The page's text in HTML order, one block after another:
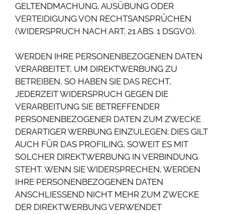
GELTENDMACHUNG, AUSÜBUNG ODER
VERTEIDIGUNG VON RECHTSANSPRÜCHEN
(WIDERSPRUCH NACH ART. 21 ABS. 1 DSGVO).
WERDEN IHRE PERSONENBEZOGENEN DATEN
VERARBEITET, UM DIREKTWERBUNG ZU
BETREIBEN, SO HABEN SIE DAS RECHT,
JEDERZEIT WIDERSPRUCH GEGEN DIE
VERARBEITUNG SIE BETREFFENDER
PERSONENBEZOGENER DATEN ZUM ZWECKE
DERARTIGER WERBUNG EINZULEGEN; DIES GILT
AUCH FÜR DAS PROFILING, SOWEIT ES MIT
SOLCHER DIREKTWERBUNG IN VERBINDUNG
STEHT. WENN SIE WIDERSPRECHEN, WERDEN
IHRE PERSONENBEZOGENEN DATEN
ANSCHLIESSEND NICHT MEHR ZUM ZWECKE
DER DIREKTWERBUNG VERWENDET